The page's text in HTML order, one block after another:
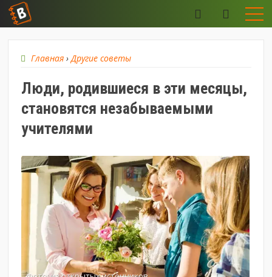
Главная ›Другие советы
Люди, родившиеся в эти месяцы,
становятся незабываемыми
учителями